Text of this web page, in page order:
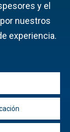
y el
nuestros
experiencia.